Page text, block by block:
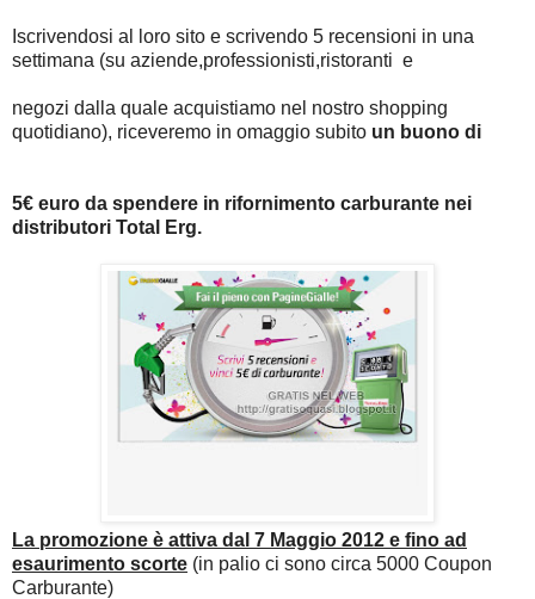
Iscrivendosi al loro sito e scrivendo 5 recensioni in una
settimana (su aziende,professionisti,ristoranti e
negozi dalla quale acquistiamo nel nostro shopping
quotidiano), riceveremo in omaggio subito un buono di
5€ euro da spendere in rifornimento carburante nei
distributori Total Erg.
La promozione è attiva dal 7 Maggio 2012 e fino ad
esaurimento scorte (in palio ci sono circa 5000 Coupon
Carburante)